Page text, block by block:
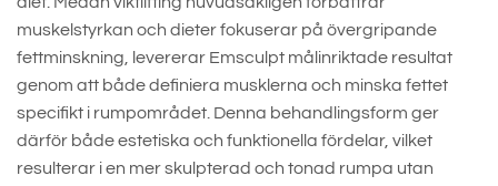
muskelstyrkan och dieter fokuserar på övergripande
fettminskning, levererar Emsculpt målinriktade resultat
genom att både definiera musklerna och minska fettet
specifikt i rumpområdet. Denna behandlingsform ger
därför både estetiska och funktionella fördelar, vilket
resulterar i en mer skulpterad och tonad rumpa utan